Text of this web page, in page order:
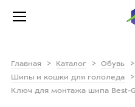
Главная Каталог Обувь
Шипы и кошки для гололеда
Ключ для монтажа шипа Best-